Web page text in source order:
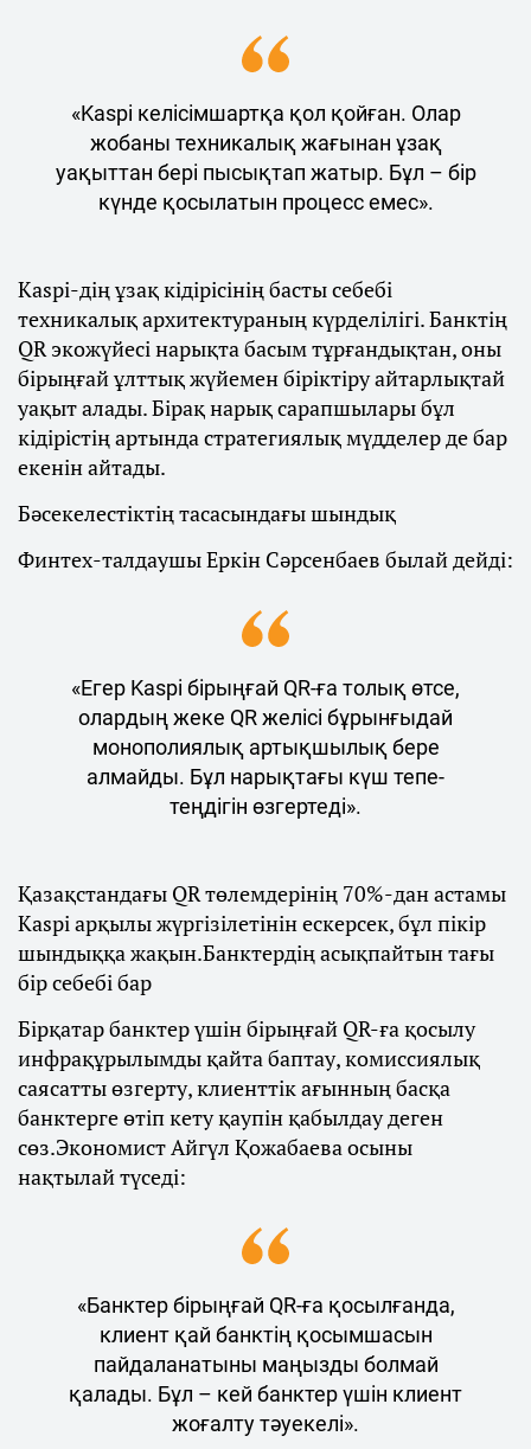
«Kaspi келісімшартқа қол қойған. Олар
жобаны техникалық жағынан ұзақ
уақыттан бері пысықтап жатыр. Бұл – бір
күнде қосылатын процесс емес».
Kaspi-дің ұзақ кідірісінің басты себебі
техникалық архитектураның күрделілігі. Банктің
QR экожүйесі нарықта басым тұрғандықтан, оны
бірыңғай ұлттық жүйемен біріктіру айтарлықтай
уақыт алады. Бірақ нарық сарапшылары бұл
кідірістің артында стратегиялық мүдделер де бар
екенін айтады.
Бәсекелестіктің тасасындағы шындық
Финтех-талдаушы Еркін Сәрсенбаев былай дейді:
«Егер Kaspi бірыңғай QR-ға толық өтсе,
олардың жеке QR желісі бұрынғыдай
монополиялық артықшылық бере
алмайды. Бұл нарықтағы күш тепе-
теңдігін өзгертеді».
Қазақстандағы QR төлемдерінің 70%-дан астамы
Kaspi арқылы жүргізілетінін ескерсек, бұл пікір
шындыққа жақын.Банктердің асықпайтын тағы
бір себебі бар
Бірқатар банктер үшін бірыңғай QR-ға қосылу
инфрақұрылымды қайта баптау, комиссиялық
саясатты өзгерту, клиенттік ағынның басқа
банктерге өтіп кету қаупін қабылдау деген
сөз.Экономист Айгүл Қожабаева осыны
нақтылай түседі:
«Банктер бірыңғай QR-ға қосылғанда,
клиент қай банктің қосымшасын
пайдаланатыны маңызды болмай
қалады. Бұл – кей банктер үшін клиент
жоғалту тәуекелі».